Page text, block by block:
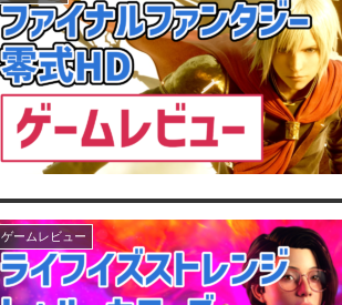
ゲームレビュー